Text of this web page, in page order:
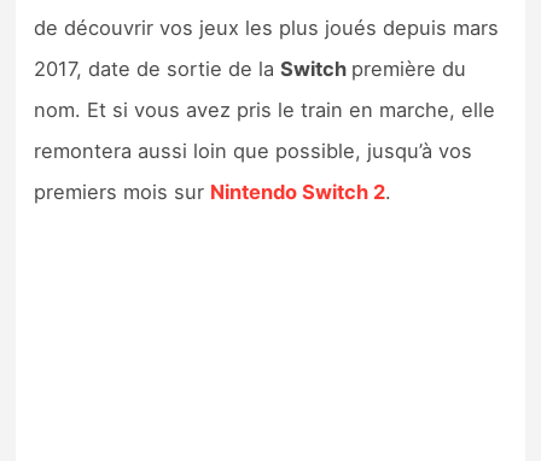
de découvrir vos jeux les plus joués depuis mars
2017, date de sortie de laSwitch première du
nom. Et si vous avez pris le train en marche, elle
remontera aussi loin que possible, jusqu’à vos
premiers mois sur Nintendo Switch 2.